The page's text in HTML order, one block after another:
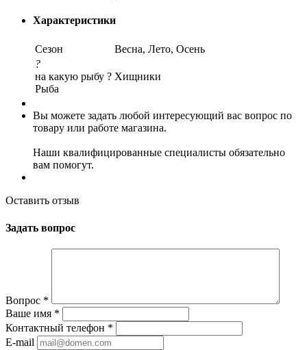
Характеристики
Сезон
Весна, Лето, Осень
?
на какую рыбу ?
Рыба
Хищники
Вы можете задать любой интересующий вас вопрос по
товару или работе магазина.
Наши квалифицированные специалисты обязательно
вам помогут.
Оставить отзыв
Задать вопрос
Вопрос *
Ваше имя *
Контактный телефон *
E-mail